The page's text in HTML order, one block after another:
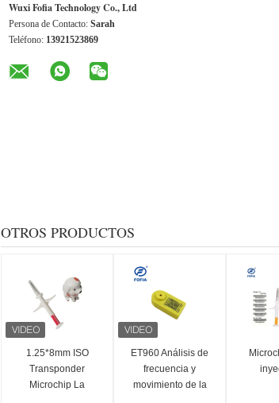
Wuxi Fofia Technology Co., Ltd
Persona de Contacto: Sarah
Teléfono: 13921523869
OTROS PRODUCTOS
1.25*8mm ISO
Transponder
Microchip La
ET960 Análisis de
frecuencia y
movimiento de la